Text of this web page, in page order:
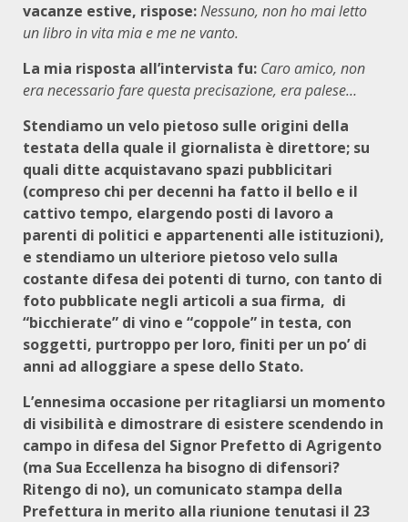
vacanze estive, rispose:Nessuno, non ho mai letto
un libro in vita mia e me ne vanto.
La mia risposta all’intervista fu: Caro amico, non
era necessario fare questa precisazione, era palese…
Stendiamo un velo pietoso sulle origini della
testata della quale il giornalista è direttore; su
quali ditte acquistavano spazi pubblicitari
(compreso chi per decenni ha fatto il bello e il
cattivo tempo, elargendo posti di lavoro a
parenti di politici e appartenenti alle istituzioni),
e stendiamo un ulteriore pietoso velo sulla
costante difesa dei potenti di turno, con tanto di
foto pubblicate negli articoli a sua firma, di
“bicchierate” di vino e “coppole” in testa, con
soggetti, purtroppo per loro, finiti per un po’ di
anni ad alloggiare a spese dello Stato.
L’ennesima occasione per ritagliarsi un momento
di visibilità e dimostrare di esistere scendendo in
campo in difesa del Signor Prefetto di Agrigento
(ma Sua Eccellenza ha bisogno di difensori?
Ritengo di no), un comunicato stampa della
Prefettura in merito alla riunione tenutasi il 23